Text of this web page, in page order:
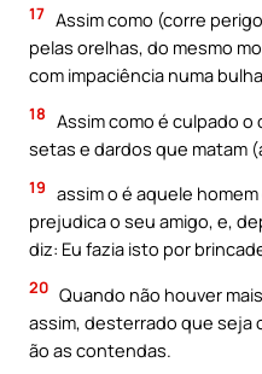
17 Assim como (corre
pelas orelhas, do mesmo
com impaciência numa
18 Assim como é culpado
setas e dardos que matam
19 assim o é aquele
prejudica o seu amigo, e,
diz: Eu fazia isto por
20 Quando não houver
assim, desterrado que seja
ão as contendas.